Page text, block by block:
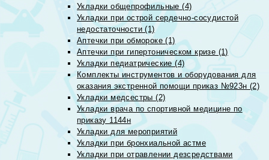
Укладки общепрофильные (4)
Укладки при острой сердечно-сосудистой
недостаточности (1)
Аптечки при обмороке (1)
Аптечки при гипертоническом кризе (1)
Укладки педиатрические (4)
Комплекты инструментов и оборудования для
оказания экстренной помощи приказ №923н (2)
Укладки медсестры (2)
Укладки врача по спортивной медицине по
приказу 1144н
Укладки для мероприятий
Укладки при бронхиальной астме
Укладки при отравлении дезсредствами